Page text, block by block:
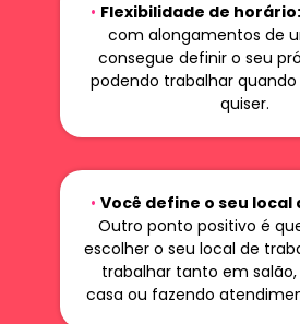
• Flexibilidade de horário:
com alongamentos de
consegue definir o seu
podendo trabalhar
quiser.
• Você define o seu
Outro ponto positivo é
escolher o seu local de
trabalhar tanto em
casa ou fazendo